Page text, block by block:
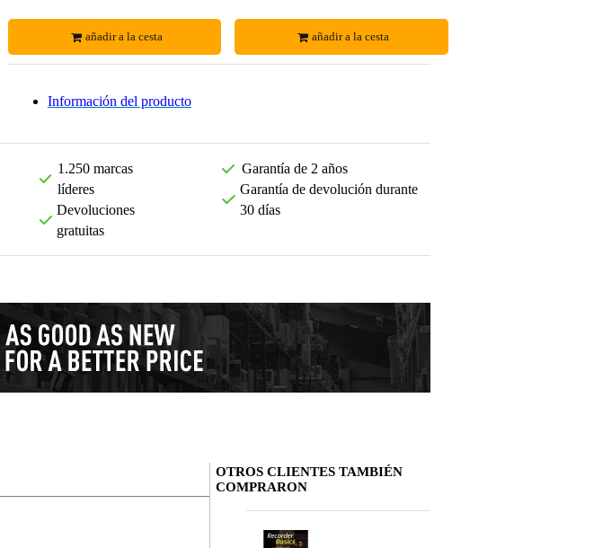
añadir a la cesta añadir a la cesta
Información del producto
1.250 marcas
líderes
Devoluciones
gratuitas
Garantía de 2 años
Garantía de devolución durante
30 días
OTROS CLIENTES TAMBIÉN
COMPRARON